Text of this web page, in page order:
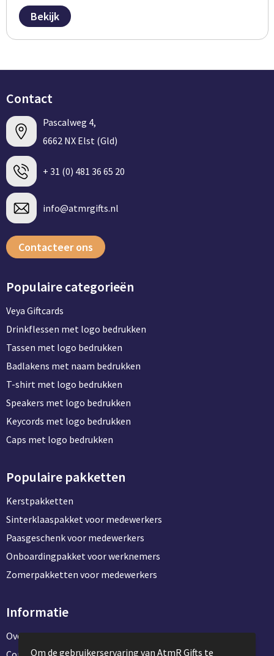
Bekijk
Contact
Pascalweg 4,
6662 NX Elst (Gld)
+ 31 (0) 481 36 65 20
info@atmrgifts.nl
Contacteer ons
Populaire categorieën
Veya Giftcards
Drinkflessen met logo bedrukken
Tassen met logo bedrukken
Badlakens met naam bedrukken
T-shirt met logo bedrukken
Speakers met logo bedrukken
Keycords met logo bedrukken
Caps met logo bedrukken
Populaire pakketten
Kerstpakketten
Sinterklaaspakket voor medewerkers
Paasgeschenk voor medewerkers
Onboardingpakket voor werknemers
Zomerpakketten voor medewerkers
Informatie
Over ons
Om de gebruikerservaring van AtmR Gifts te